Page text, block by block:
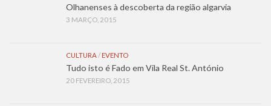
Olhanenses à descoberta da região algarvia
3 MARÇO, 2015
CULTURA/ EVENTO
Tudo isto é Fado em Vila Real St. António
20 FEVEREIRO, 2015